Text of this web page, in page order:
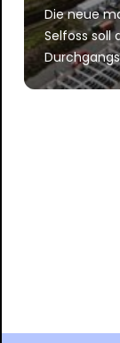
Die neue
Selfoss soll